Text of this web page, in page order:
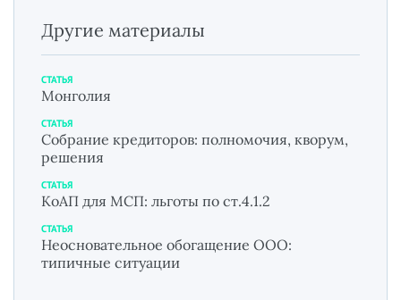
Другие материалы
СТАТЬЯ
Монголия
СТАТЬЯ
Собрание кредиторов: полномочия, кворум,
решения
СТАТЬЯ
КоАП для МСП: льготы по ст.4.1.2
СТАТЬЯ
Неосновательное обогащение ООО:
типичные ситуации